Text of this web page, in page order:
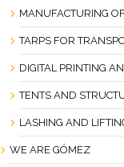
MANUFACTURING
TARPS FOR
DIGITAL PRINTING
TENTS AND
LASHING AND
WE ARE GÓMEZ